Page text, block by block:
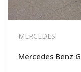
MERCEDES
Mercedes Benz